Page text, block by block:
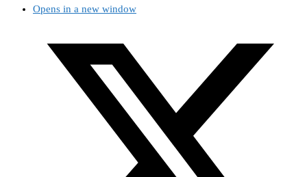
Opens in a new window